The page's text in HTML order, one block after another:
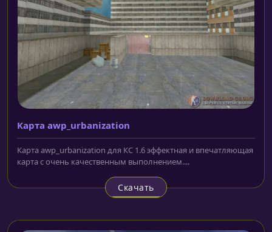
Карта awp_urbanization
Карта awp_urbanization для КС 1.6 эффектная и впечатляющая
карта с очень качественным выполнением....
Скачать